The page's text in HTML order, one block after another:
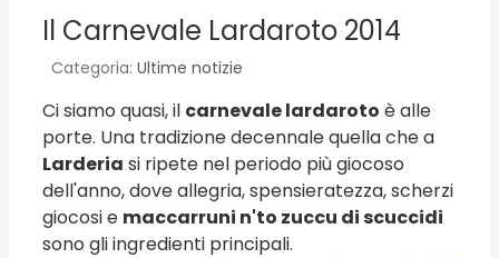
Il Carnevale Lardaroto 2014
Categoria: Ultime notizie
Ci siamo quasi, il carnevale lardaroto è alle
porte. Una tradizione decennale quella che a
Larderia si ripete nel periodo più giocoso
dell'anno, dove allegria, spensieratezza, scherzi
giocosi e maccarruni n'to zuccu di scuccidi
sono gli ingredienti principali.